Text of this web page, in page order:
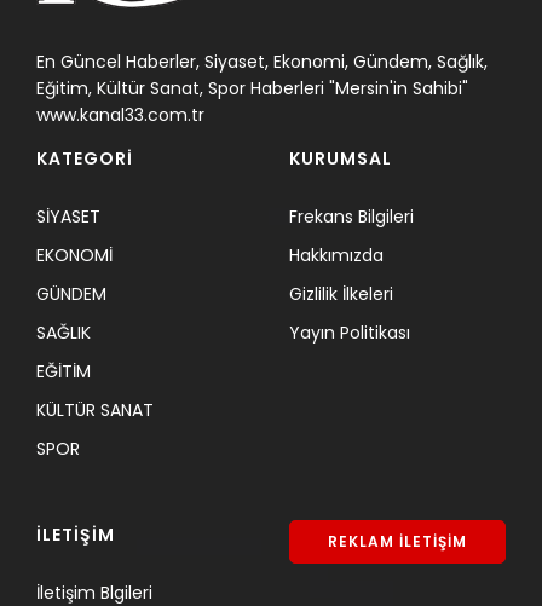
En Güncel Haberler, Siyaset, Ekonomi, Gündem, Sağlık,
Eğitim, Kültür Sanat, Spor Haberleri "Mersin'in Sahibi"
www.kanal33.com.tr
KATEGORİ
SİYASET
EKONOMİ
GÜNDEM
SAĞLIK
EĞİTİM
KÜLTÜR SANAT
SPOR
KURUMSAL
Frekans Bilgileri
Hakkımızda
Gizlilik İlkeleri
Yayın Politikası
İLETİŞİM
İletişim Blgileri
REKLAM İLETİŞİM